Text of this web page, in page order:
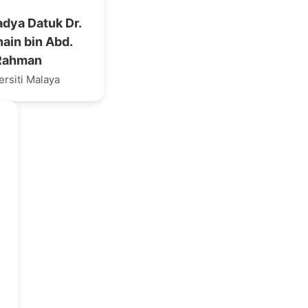
Datuk Dr.
bin Abd.
Malaya